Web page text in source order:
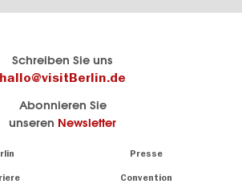
Schreiben Sie uns
hallo@visitBerlin.de
Abonnieren Sie
unseren Newsletter
Presse
Convention